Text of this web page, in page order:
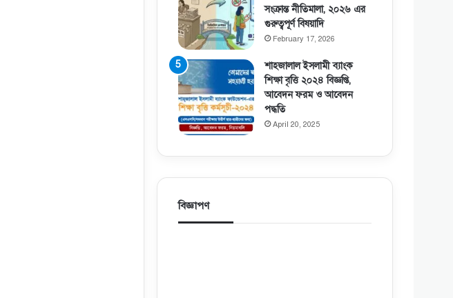
সংক্রান্ত নীতিমালা, ২০২৬ এর
গুরুত্বপূর্ণ বিষয়াদি
February 17, 2026
শাহজালাল ইসলামী ব্যাংক
শিক্ষা বৃত্তি ২০২৪ বিজ্ঞপ্তি,
আবেদন ফরম ও আবেদন
পদ্ধতি
April 20, 2025
বিজ্ঞাপণ